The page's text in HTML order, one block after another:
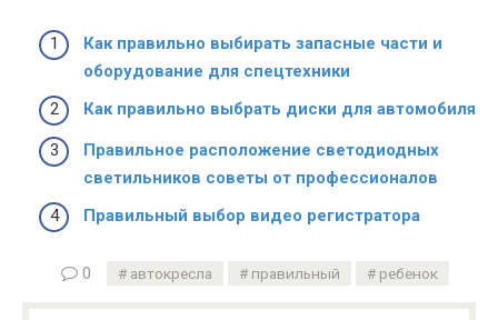
Как правильно выбирать запасные части и
оборудование для спецтехники
Как правильно выбрать диски для автомобиля
Правильное расположение светодиодных
светильников советы от профессионалов
Правильный выбор видео регистратора
0 автокресла правильный ребенок